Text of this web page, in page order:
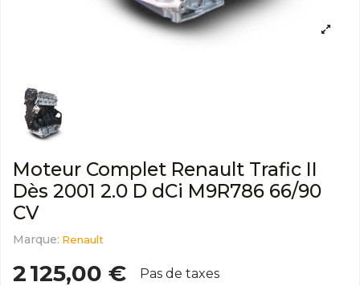
Moteur Complet Renault Trafic II
Dès 2001 2.0 D dCi M9R786 66/90
CV
Marque: Renault
2 125,00 € Pas de taxes